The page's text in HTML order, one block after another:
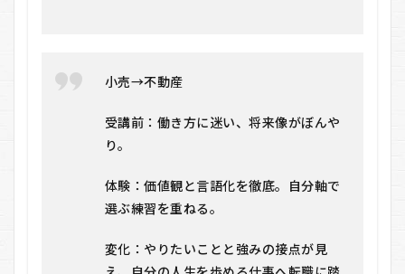
小売→不動産
受講前：働き方に迷い、将来像がぼんや
り。
体験：価値観と言語化を徹底。自分軸で
選ぶ練習を重ねる。
変化：やりたいことと強みの接点が見